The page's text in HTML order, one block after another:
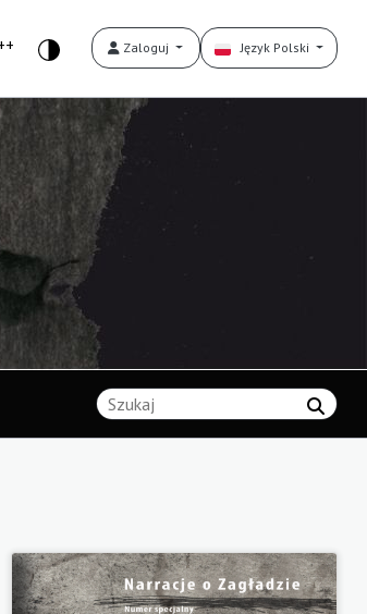
Zaloguj Język Polski